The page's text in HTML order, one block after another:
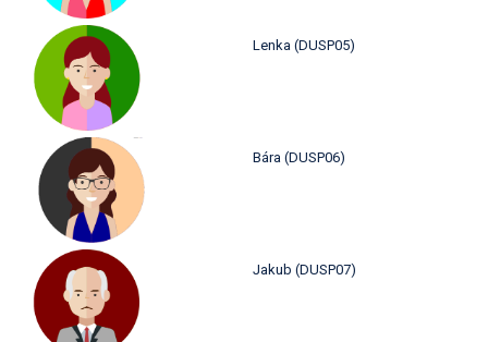
Lenka (DUSP05)
Bára (DUSP06)
Jakub (DUSP07)